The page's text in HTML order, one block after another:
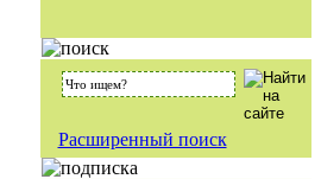
Расширенный поиск